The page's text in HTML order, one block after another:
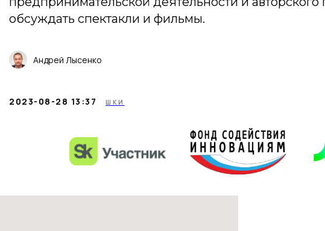
обсуждать спектакли и фильмы.
Андрей Лысенко
2023-08-28 13:37 ШКИ